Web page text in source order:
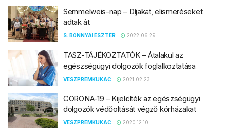
Semmelweis-nap – Díjakat, elismeréseket
adtak át
S. BONNYAI ESZTER 2022.06.29.
TASZ-TÁJÉKOZTATÓK – Átalakul az
egészségügyi dolgozók foglalkoztatása
VESZPREMKUKAC 2021.02.23.
CORONA-19 – Kijelölték az egészségügyi
dolgozók védőoltását végző kórházakat
VESZPREMKUKAC 2020.12.10.